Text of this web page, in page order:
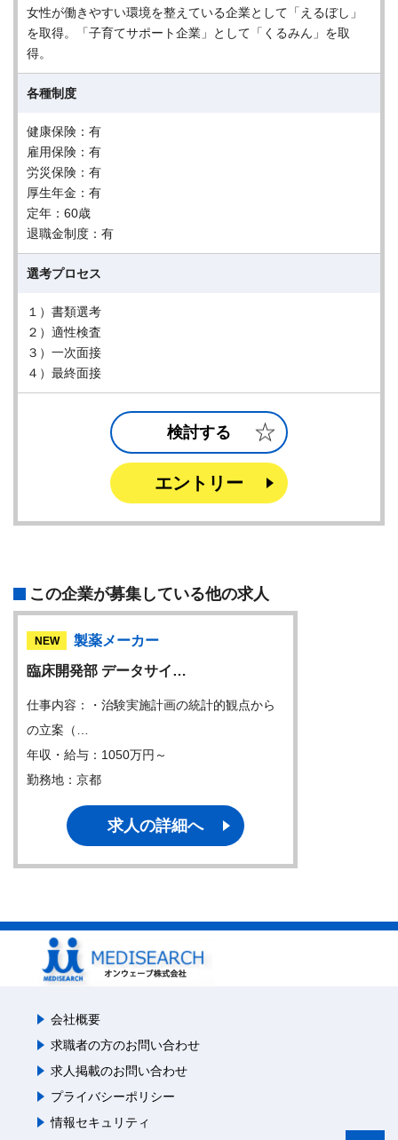
女性が働きやすい環境を整えている企業として「えるぼし」
を取得。「子育てサポート企業」として「くるみん」を取
得。
各種制度
健康保険：有
雇用保険：有
労災保険：有
厚生年金：有
定年：60歳
退職金制度：有
選考プロセス
１）書類選考
２）適性検査
３）一次面接
４）最終面接
検討する
エントリー
この企業が募集している他の求人
NEW
製薬メーカー
臨床開発部 データサイ…
仕事内容：・治験実施計画の統計的観点から
の立案（…
年収・給与：1050万円～
勤務地：京都
求人の詳細へ
会社概要
求職者の方のお問い合わせ
求人掲載のお問い合わせ
プライバシーポリシー
情報セキュリティ